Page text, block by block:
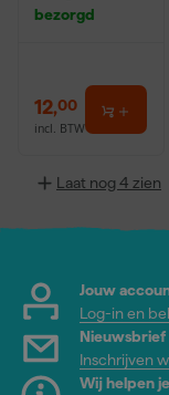
bezorgd
12,00
incl. BTW
Laat nog 4 zien
Jouw
Log-in en
Nieuwsbrief
Inschrijven
Wij helpen